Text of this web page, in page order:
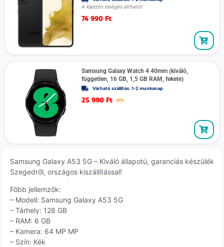
A kijelzön beégés látható!
74 990 Ft
Samsung Galaxy Watch 4 40mm (kiváló,
független, 16 GB, 1,5 GB RAM, fekete)
Várható szállítás: 1-2 munkanap
25 990 Ft 27%
Samsung Galaxy A53 5G – Kiváló állapotú, garanciás készülék
Szegedről, országos kiszállítással!
Főbb jellemzők:
– Modell: Samsung Galaxy A53 5G
– Tárhely: 128 GB
– RAM: 6 GB
– Kamera: 64 MP MP
– Szín: Kék